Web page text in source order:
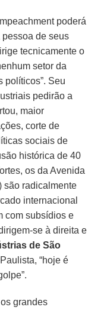
poderá
pessoa de seus
tecnicamente o
setor da
políticos”. Seu
pedirão a
maior
corte de
sociais de
histórica de 40
os da Avenida
são radicalmente
internacional
com subsídios e
se à direita e
de São
“hoje é
grandes